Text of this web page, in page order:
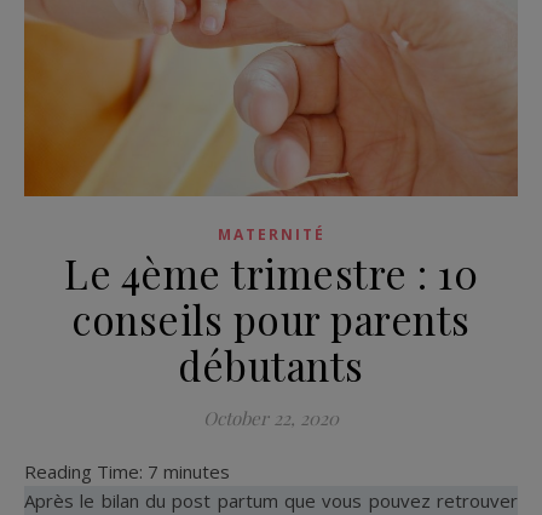
MATERNITÉ
Le 4ème trimestre : 10
conseils pour parents
débutants
October 22, 2020
Reading Time: 7 minutes
Après le bilan du post partum que vous pouvez retrouver